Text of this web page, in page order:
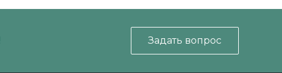
Задать вопрос